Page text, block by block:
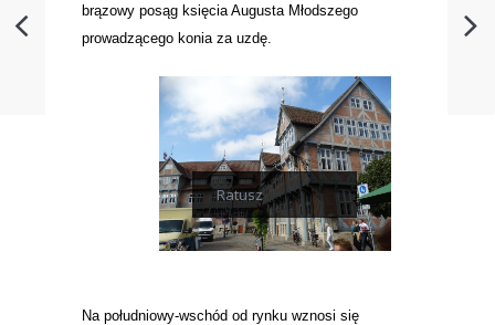
brązowy posąg księcia Augusta Młodszego
prowadzącego konia za uzdę.
Ratusz
Na południowy-wschód od rynku wznosi się